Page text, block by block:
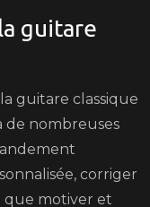
guitare
guitare classique
de nombreuses
corriger
que motiver et